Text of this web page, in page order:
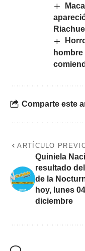
Comparte este
ARTÍCULO
Quiniela
resultado
de la
hoy, lunes
diciembre